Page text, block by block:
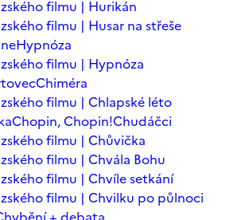
filmu | Hurikán
filmu | Husar na střeše
Hypnóza
filmu | Hypnóza
Chiméra
filmu | Chlapské léto
Chopin, Chopin!Chudáčci
filmu | Chůvička
filmu | Chvála Bohu
filmu | Chvíle setkání
filmu | Chvilku po půlnoci